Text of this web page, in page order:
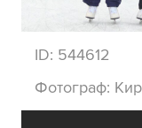
ID: 544612
Фотограф: